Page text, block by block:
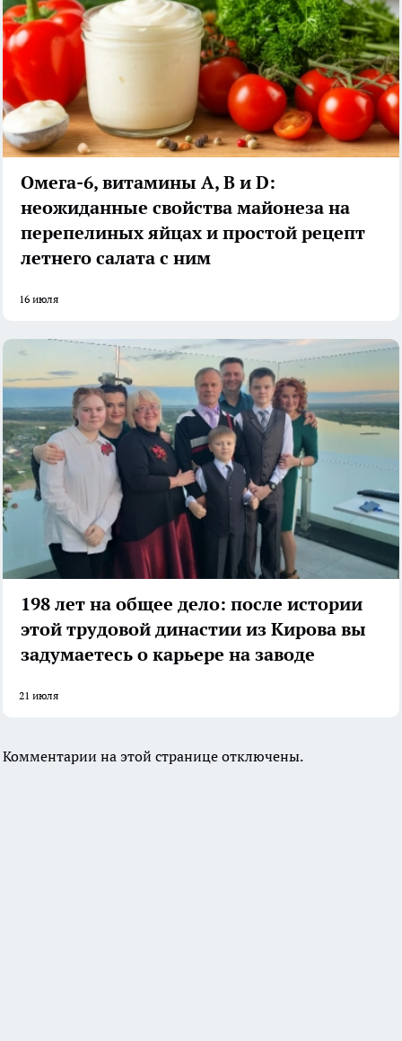
Омега-6, витамины А, В и D:
неожиданные свойства майонеза на
перепелиных яйцах и простой рецепт
летнего салата с ним
16 июля
198 лет на общее дело: после истории
этой трудовой династии из Кирова вы
задумаетесь о карьере на заводе
21 июля
Комментарии на этой странице отключены.